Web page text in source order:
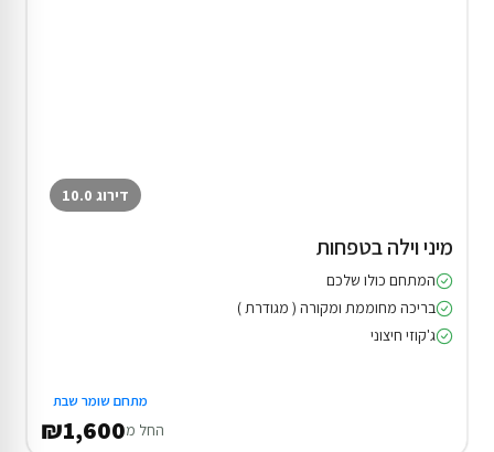
דירוג 10.0
מיני וילה בטפחות
המתחם כולו שלכם
בריכה מחוממת ומקורה ( מגודרת )
ג'קוזי חיצוני
מתחם שומר שבת
החל מ₪1,600